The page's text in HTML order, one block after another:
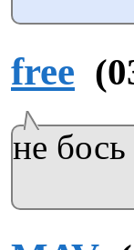
free
не